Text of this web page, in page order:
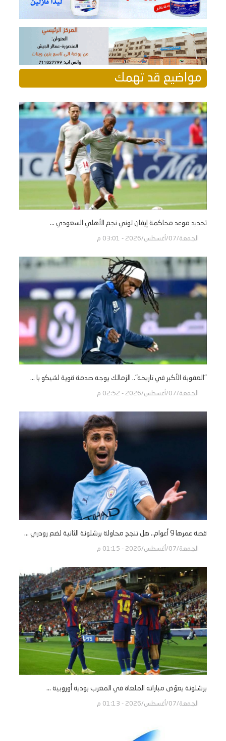
مواضيع قد تهمك
تحديد موعد محاكمة إيفان توني نجم الأهلي السعودي ...
الجمعة/07/أغسطس/2026 - 03:01 م
"العقوبة الأكبر في تاريخه".. الزمالك يوجه صدمة قوية لشيكو با ...
الجمعة/07/أغسطس/2026 - 02:52 م
قصة عمرها 9 أعوام.. هل تنجح محاولة برشلونة الثانية لضم رودري ...
الجمعة/07/أغسطس/2026 - 01:15 م
برشلونة يعوّض مباراته الملغاة في المغرب بودية أوروبية ...
الجمعة/07/أغسطس/2026 - 01:13 م